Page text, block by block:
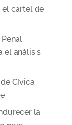
el cartel de
el análisis
Cívica
la